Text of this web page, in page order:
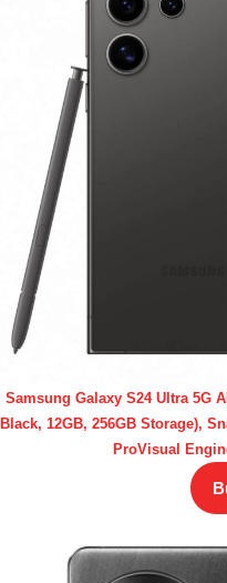
Samsung Galaxy S24 Ultra 5G
Black, 12GB, 256GB Storage),
ProVisual